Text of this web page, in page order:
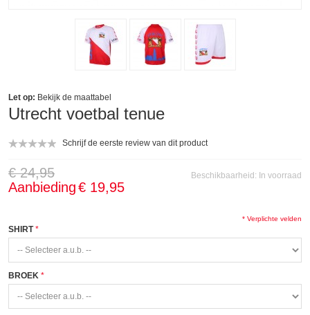
Utrecht voetbal tenue
Schrijf de eerste review van dit product
Beschikbaarheid: In voorraad
€ 24,95
Aanbieding€ 19,95
Let op: Bekijk de maattabel
SHIRT
BROEK
* Verplichte velden